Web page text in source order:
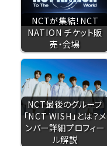
NCTが集結！NCT
NATION チケット販
売・会場
NCT最後のグループ
「NCT WISH」とは？メ
ンバー詳細プロフィー
ル解説